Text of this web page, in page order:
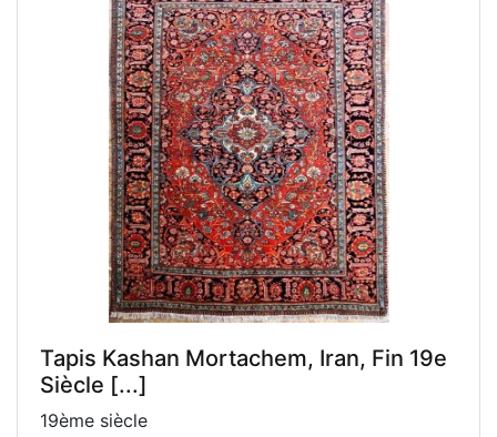
Tapis Kashan Mortachem, Iran, Fin 19e
Siècle [...]
19ème siècle